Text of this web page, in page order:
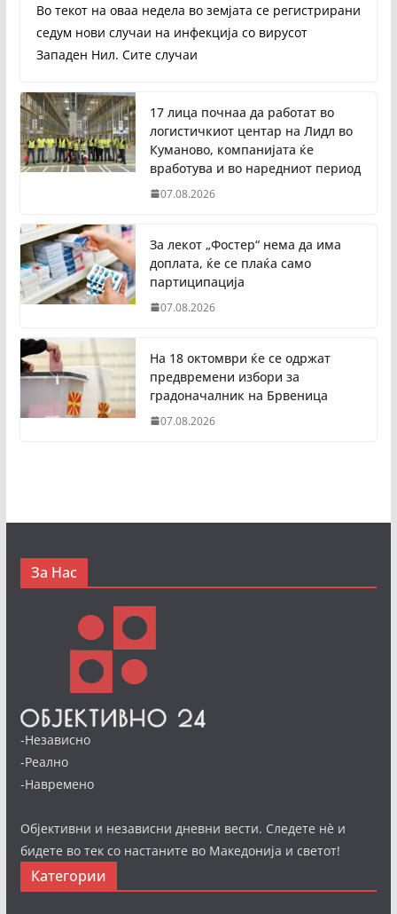
Во текот на оваа недела во земјата се регистрирани
седум нови случаи на инфекција со вирусот
Западен Нил. Сите случаи
17 лица почнаа да работат во
логистичкиот центар на Лидл во
Куманово, компанијата ќе
вработува и во наредниот период
07.08.2026
За лекот „Фостер“ нема да има
доплата, ќе се плаќа само
партиципација
07.08.2026
На 18 октомври ќе се одржат
предвремени избори за
градоначалник на Брвеница
07.08.2026
За Нас
-Независно
-Реално
-Навремено
Објективни и независни дневни вести. Следете нè и
бидете во тек со настаните во Македонија и светот!
Категории